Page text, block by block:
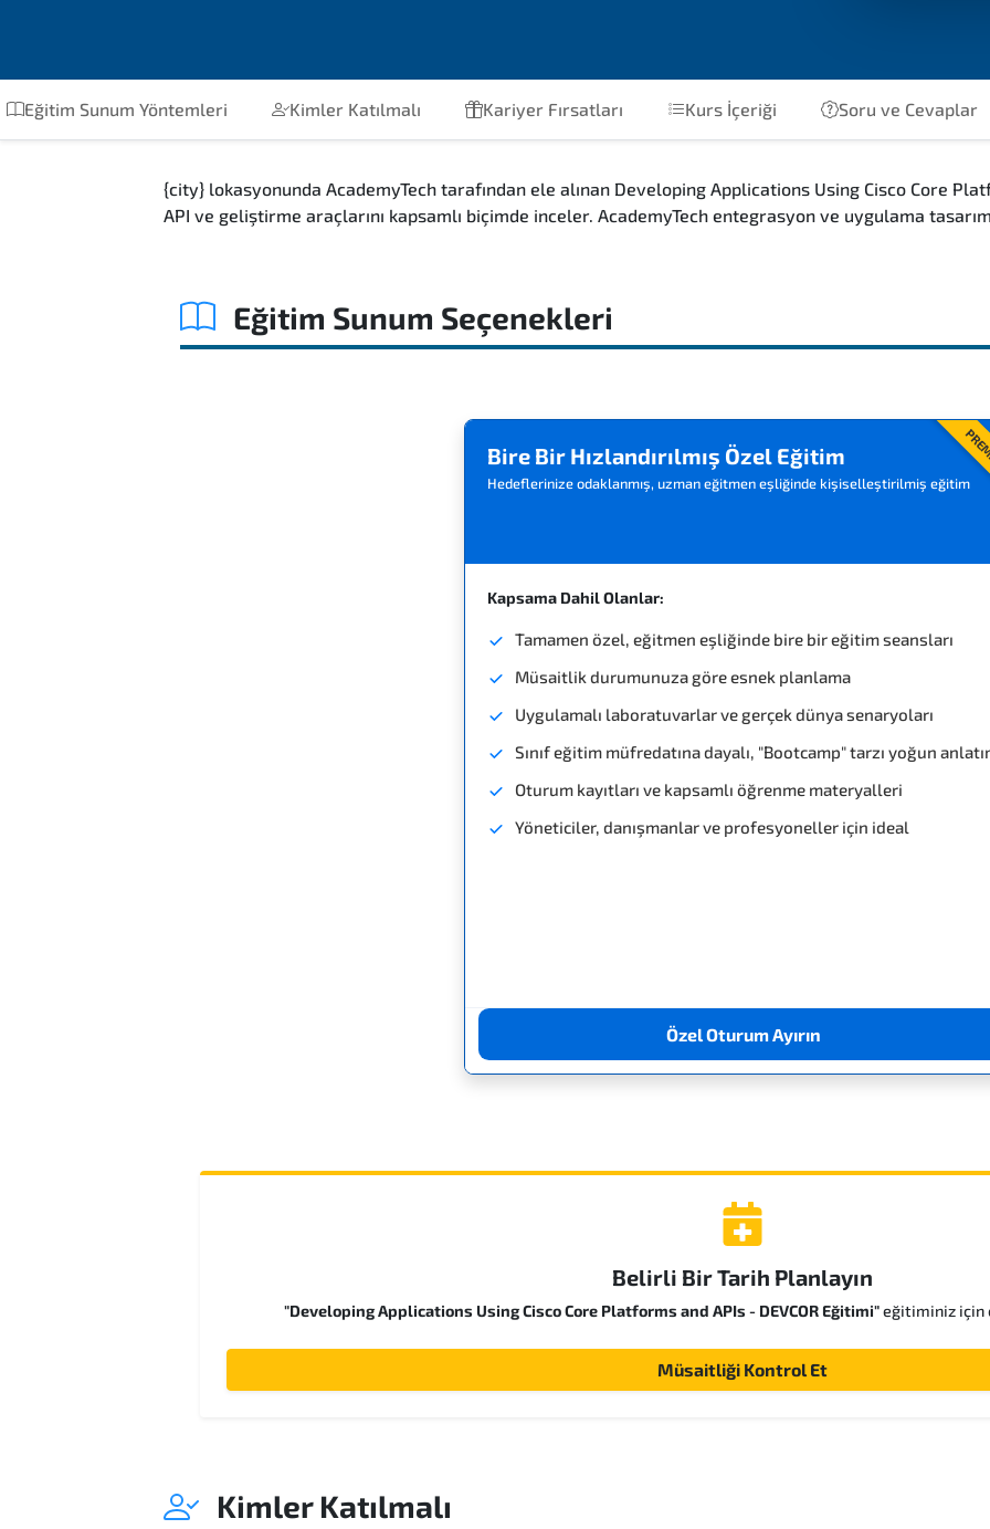
Eğitim Sunum Yöntemleri Kimler Katılmalı Kariyer Fırsatları Kurs İçeriği Soru ve Cevaplar
{city} lokasyonunda AcademyTech tarafından ele alınan Developing Applications Using Cisco Core
API ve geliştirme araçlarını kapsamlı biçimde inceler. AcademyTech entegrasyon ve uygulama
Eğitim Sunum Seçenekleri
Bire Bir Hızlandırılmış Özel Eğitim
Hedeflerinize odaklanmış, uzman eğitmen eşliğinde kişiselleştirilmiş eğitim
Kapsama Dahil Olanlar:
Tamamen özel, eğitmen eşliğinde bire bir eğitim seansları
Müsaitlik durumunuza göre esnek planlama
Uygulamalı laboratuvarlar ve gerçek dünya senaryoları
Sınıf eğitim müfredatına dayalı, "Bootcamp" tarzı yoğun
Oturum kayıtları ve kapsamlı öğrenme materyalleri
Yöneticiler, danışmanlar ve profesyoneller için ideal
Özel Oturum Ayırın
Belirli Bir Tarih Planlayın
"Developing Applications Using Cisco Core Platforms and APIs - DEVCOR Eğitimi"eğitiminiz için
Müsaitliği Kontrol Et
Kimler Katılmalı